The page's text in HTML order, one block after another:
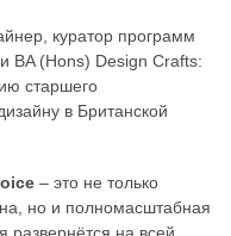
куратор программ
BA (Hons) Design Crafts:
старшего
в Британской
– это не только
но и полномасштабная